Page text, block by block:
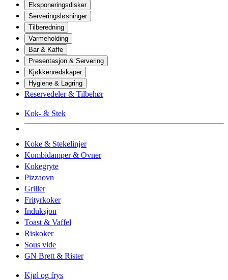
Eksponeringsdisker
Serveringsløsninger
Tilberedning
Varmeholding
Bar & Kaffe
Presentasjon & Servering
Kjøkkenredskaper
Hygiene & Lagring
Reservedeler & Tilbehør
Kok- & Stek
Koke & Stekelinjer
Kombidamper & Ovner
Kokegryte
Pizzaovn
Griller
Frityrkoker
Induksjon
Toast & Vaffel
Riskoker
Sous vide
GN Brett & Rister
Kjøl og frys